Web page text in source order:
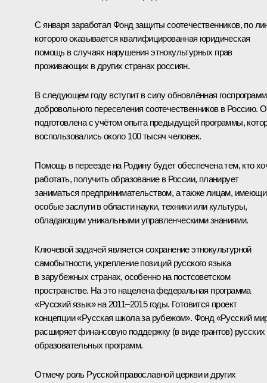
С января заработал Фонд защиты соотечественников, по
которого оказывается квалифицированная юридическая
помощь в случаях нарушения этнокультурных прав
проживающих в других странах россиян.
В следующем году вступит в силу обновлённая
добровольного переселения соотечественников в Россию.
подготовлена с учётом опыта предыдущей программы,
воспользовались около 100 тысяч человек.
Помощь в переезде на Родину будет обеспечена тем, кто
работать, получить образование в России, планирует
заниматься предпринимательством, а также лицам,
особые заслуги в области науки, техники или культуры,
обладающим уникальными управленческими знаниями.
Ключевой задачей является сохранение этнокультурной
самобытности, укрепление позиций русского языка
в зарубежных странах, особенно на постсоветском
пространстве. На это нацелена федеральная программа
«Русский язык» на 2011–2015 годы. Готовится проект
концепции «Русская школа за рубежом». Фонд «Русский
расширяет финансовую поддержку (в виде грантов) русских
образовательных программ.
Отмечу роль Русской православной церкви и других